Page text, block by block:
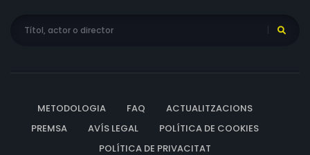
METODOLOGIA FAQ
ACTUALITZACIONS
PREMSA
AVÍS LEGAL
POLÍTICA DE COOKIES
POLÍTICA DE PRIVACITAT